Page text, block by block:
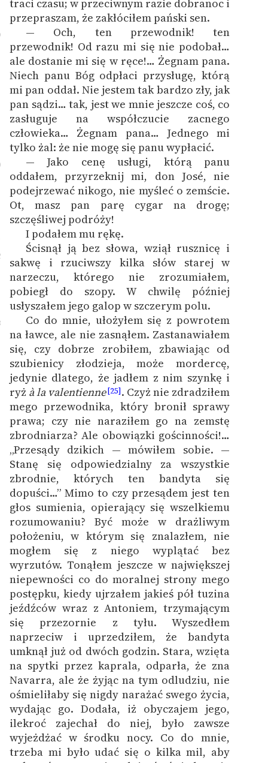
traci czasu; w przeciwnym razie dobranoc i
przepraszam, że zakłóciłem pański sen.
— Och, ten przewodnik! ten
przewodnik! Od razu mi się nie podobał…
ale dostanie mi się w ręce!… Żegnam pana.
Niech panu Bóg odpłaci przysługę, którą
mi pan oddał. Nie jestem tak bardzo zły, jak
pan sądzi… tak, jest we mnie jeszcze coś, co
zasługuje na współczucie zacnego
człowieka… Żegnam pana… Jednego mi
tylko żal: że nie mogę się panu wypłacić.
— Jako cenę usługi, którą panu
oddałem, przyrzeknij mi, don José, nie
podejrzewać nikogo, nie myśleć o zemście.
Ot, masz pan parę cygar na drogę;
szczęśliwej podróży!
I podałem mu rękę.
Ścisnął ją bez słowa, wziął rusznicę i
sakwę i rzuciwszy kilka słów starej w
narzeczu, którego nie zrozumiałem,
pobiegł do szopy. W chwilę później
usłyszałem jego galop w szczerym polu.
Co do mnie, ułożyłem się z powrotem
na ławce, ale nie zasnąłem. Zastanawiałem
się, czy dobrze zrobiłem, zbawiając od
szubienicy złodzieja, może mordercę,
jedynie dlatego, że jadłem z nim szynkę i
ryż à la valentienne[25]. Czyż nie zdradziłem
mego przewodnika, który bronił sprawy
prawa; czy nie naraziłem go na zemstę
zbrodniarza? Ale obowiązki gościnności!…
„Przesądy dzikich — mówiłem sobie. —
Stanę się odpowiedzialny za wszystkie
zbrodnie, których ten bandyta się
dopuści…” Mimo to czy przesądem jest ten
głos sumienia, opierający się wszelkiemu
rozumowaniu? Być może w drażliwym
położeniu, w którym się znalazłem, nie
mogłem się z niego wyplątać bez
wyrzutów. Tonąłem jeszcze w największej
niepewności co do moralnej strony mego
postępku, kiedy ujrzałem jakieś pół tuzina
jeźdźców wraz z Antoniem, trzymającym
się przezornie z tyłu. Wyszedłem
naprzeciw i uprzedziłem, że bandyta
umknął już od dwóch godzin. Stara, wzięta
na spytki przez kaprala, odparła, że zna
Navarra, ale że żyjąc na tym odludziu, nie
ośmieliłaby się nigdy narażać swego życia,
wydając go. Dodała, iż obyczajem jego,
ilekroć zajechał do niej, było zawsze
wyjeżdżać w środku nocy. Co do mnie,
trzeba mi było udać się o kilka mil, aby